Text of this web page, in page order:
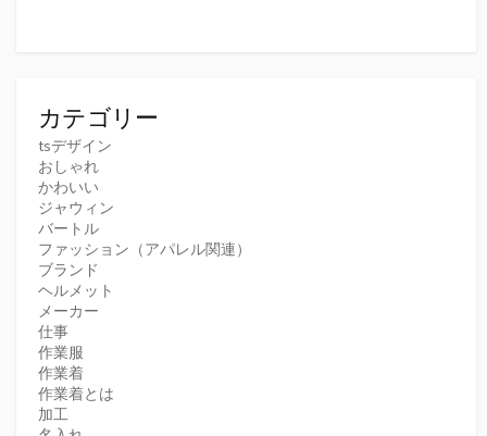
カテゴリー
tsデザイン
おしゃれ
かわいい
ジャウィン
バートル
ファッション（アパレル関連）
ブランド
ヘルメット
メーカー
仕事
作業服
作業着
作業着とは
加工